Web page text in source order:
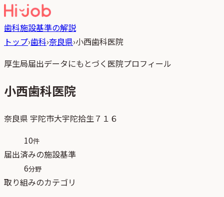
歯科施設基準の解説
トップ›歯科›奈良県›小西歯科医院
厚生局届出データにもとづく医院プロフィール
小西歯科医院
奈良県 宇陀市大宇陀拾生７１６
10件
届出済みの施設基準
6分野
取り組みのカテゴリ